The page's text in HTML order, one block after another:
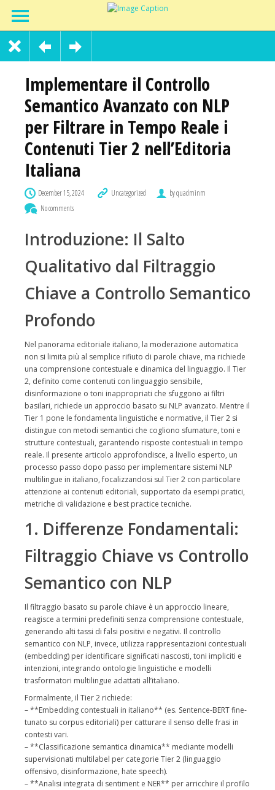
Implementare il Controllo
Semantico Avanzato con NLP
per Filtrare in Tempo Reale i
Contenuti Tier 2 nell’Editoria
Italiana
December 15, 2024 Uncategorized
by quadminm
No comments
Introduzione: Il Salto
Qualitativo dal Filtraggio
Chiave a Controllo Semantico
Profondo
Nel panorama editoriale italiano, la moderazione automatica
non si limita più al semplice rifiuto di parole chiave, ma richiede
una comprensione contestuale e dinamica del linguaggio. Il Tier
2, definito come contenuti con linguaggio sensibile,
disinformazione o toni inappropriati che sfuggono ai filtri
basilari, richiede un approccio basato su NLP avanzato. Mentre il
Tier 1 pone le fondamenta linguistiche e normative, il Tier 2 si
distingue con metodi semantici che cogliono sfumature, toni e
strutture contestuali, garantendo risposte contestuali in tempo
reale. Il presente articolo approfondisce, a livello esperto, un
processo passo dopo passo per implementare sistemi NLP
multilingue in italiano, focalizzandosi sul Tier 2 con particolare
attenzione ai contenuti editoriali, supportato da esempi pratici,
metriche di validazione e best practice tecniche.
1. Differenze Fondamentali:
Filtraggio Chiave vs Controllo
Semantico con NLP
Il filtraggio basato su parole chiave è un approccio lineare,
reagisce a termini predefiniti senza comprensione contestuale,
generando alti tassi di falsi positivi e negativi. Il controllo
semantico con NLP, invece, utilizza rappresentazioni contestuali
(embedding) per identificare significati nascosti, toni impliciti e
intenzioni, integrando ontologie linguistiche e modelli
trasformatori multilingue adattati all’italiano.
Formalmente, il Tier 2 richiede:
– **Embedding contestuali in italiano** (es. Sentence-BERT fine-
tunato su corpus editoriali) per catturare il senso delle frasi in
contesti vari.
– **Classificazione semantica dinamica** mediante modelli
supervisionati multilabel per categorie Tier 2 (linguaggio
offensivo, disinformazione, hate speech).
– **Analisi integrata di sentiment e NER** per arricchire il profilo